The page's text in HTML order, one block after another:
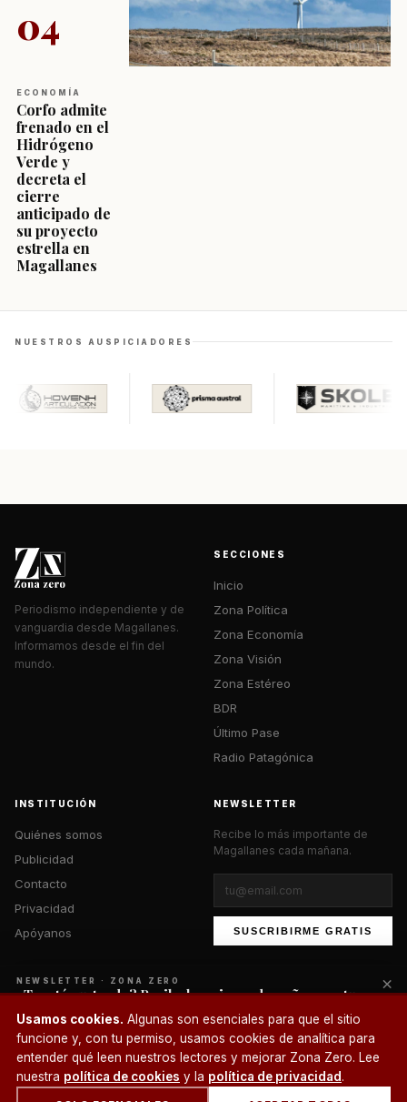
04
ECONOMÍA
Corfo admite
frenado en el
Hidrógeno
Verde y
decreta el
cierre
anticipado de
su proyecto
estrella en
Magallanes
NUESTROS AUSPICIADORES
Periodismo independiente y de
vanguardia desde Magallanes.
Informamos desde el fin del
mundo.
SECCIONES
Inicio
Zona Política
Zona Economía
Zona Visión
Zona Estéreo
BDR
Último Pase
Radio Patagónica
INSTITUCIÓN
Quiénes somos
Publicidad
Contacto
Privacidad
Apóyanos
NEWSLETTER
Recibe lo más importante de
Magallanes cada mañana.
SUSCRIBIRME GRATIS
© 2026 Zona Zero Media. Todos los derechos reservados.
Usamos cookies. Algunas son esenciales para que el sitio
funcione y, con tu permiso, usamos cookies de analítica para
entender qué leen nuestros lectores y mejorar Zona Zero. Lee
nuestra política de cookies y la política de privacidad.
¿Un café?
NEWSLETTER · ZONA ZERO
¿Te está gustando? Recibe lo mejor cada mañana en tu
correo.
SUSCRIBIRME
×